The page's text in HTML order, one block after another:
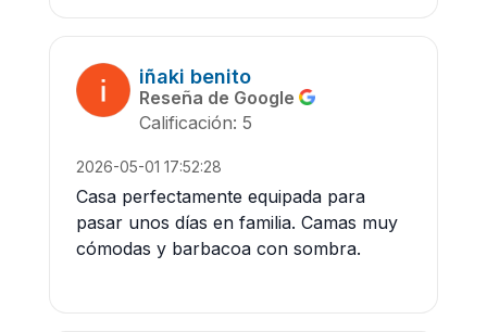
iñaki benito
Reseña de Google
Calificación: 5
2026-05-01 17:52:28
Casa perfectamente equipada para
pasar unos días en familia. Camas muy
cómodas y barbacoa con sombra.